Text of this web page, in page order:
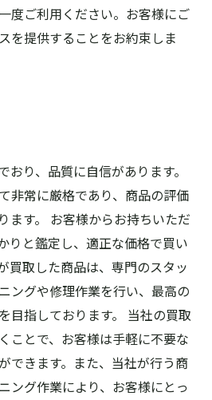
度ご利用ください。お客様にご
を提供することをお約束しま
おり、品質に自信があります。
非常に厳格であり、商品の評価
ます。 お客様からお持ちいただ
りと鑑定し、適正な価格で買い
買取した商品は、専門のスタッ
ングや修理作業を行い、最高の
目指しております。 当社の買取
ことで、お客様は手軽に不要な
できます。また、当社が行う商
ング作業により、お客様にとっ